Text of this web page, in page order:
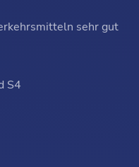
sehr gut
S4